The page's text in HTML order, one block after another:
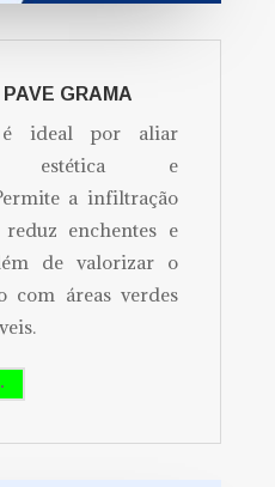
GRAMA
ideal por aliar
estética e
a infiltração
enchentes e
de valorizar o
com áreas verdes